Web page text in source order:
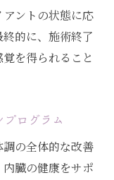
ントの状態に応
的に、施術終了
を得られること
ログラム
の全体的な改善
臓の健康をサポ